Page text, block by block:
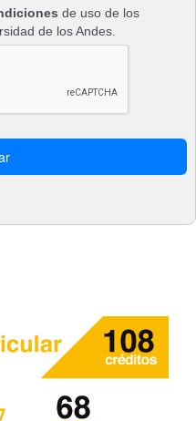
de uso de los
de los Andes.